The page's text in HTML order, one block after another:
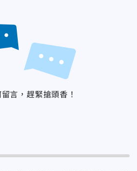
言，趕緊搶頭香！